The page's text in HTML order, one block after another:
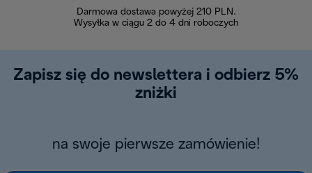
Darmowa dostawa powyżej 210 PLN.
Wysyłka w ciągu 2 do 4 dni roboczych
Zapisz się do newslettera i odbierz 5%
zniżki
na swoje pierwsze zamówienie!